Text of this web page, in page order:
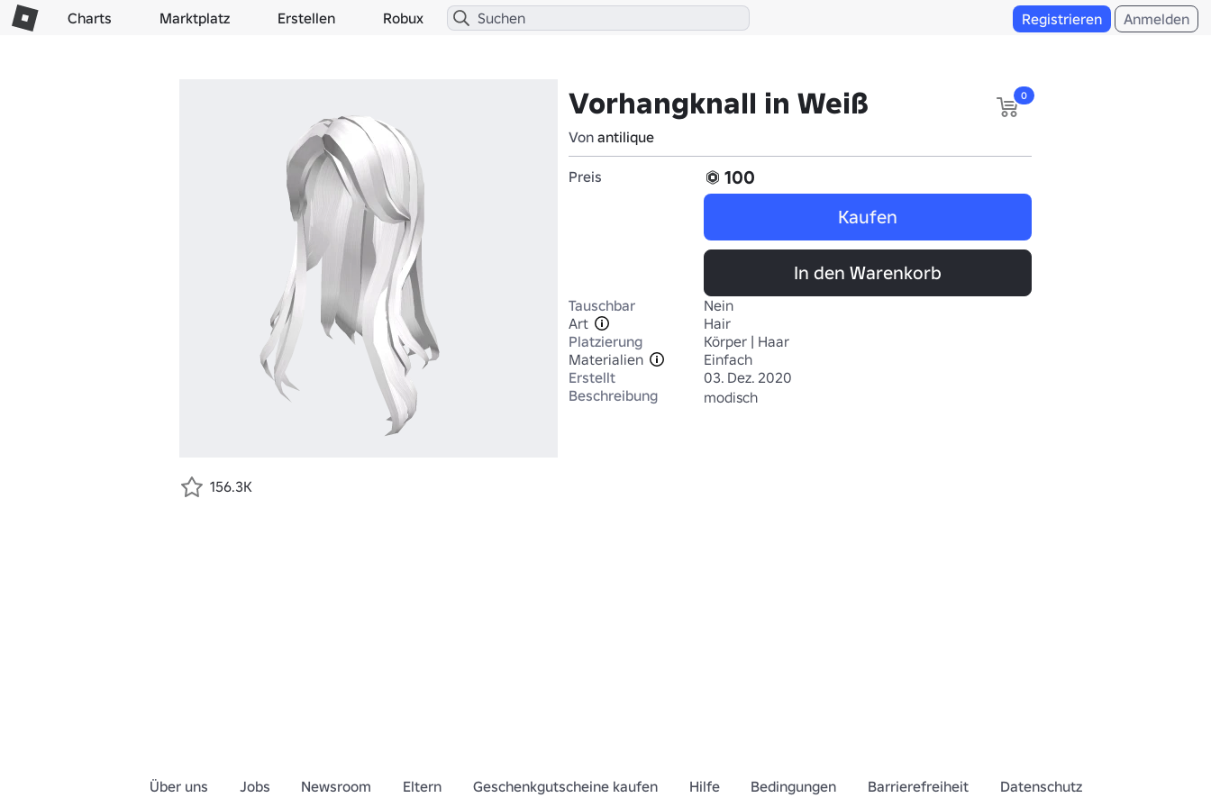
Charts Marktplatz Erstellen Robux Registrieren Anmelden
Vorhangknall in Weiß
Von antilique
0
Preis
100
Kaufen
In den Warenkorb
Tauschbar
Nein
Art
Hair
Platzierung
Körper | Haar
Materialien
Einfach
Erstellt
03. Dez. 2020
Beschreibung
modisch
156.3K
Über uns Jobs Newsroom Eltern Geschenkgutscheine kaufen Hilfe Bedingungen Barrierefreiheit Datenschutz